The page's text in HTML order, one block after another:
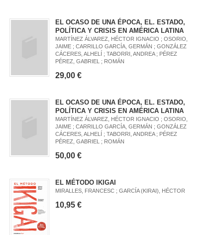
EL OCASO DE UNA ÉPOCA, EL. ESTADO,
POLÍTICA Y CRISIS EN AMÉRICA LATINA
MARTÍNEZ ÁLVAREZ, HÉCTOR IGNACIO ; OSORIO,
JAIME ; CARRILLO GARCÍA, GERMÁN ; GONZÁLEZ
CÁCERES, ALHELÍ ; TABORRI, ANDREA ; PÉREZ
PÉREZ, GABRIEL ; ROMÁN
29,00 €
EL OCASO DE UNA ÉPOCA, EL. ESTADO,
POLÍTICA Y CRISIS EN AMÉRICA LATINA
MARTÍNEZ ÁLVAREZ, HÉCTOR IGNACIO ; OSORIO,
JAIME ; CARRILLO GARCÍA, GERMÁN ; GONZÁLEZ
CÁCERES, ALHELÍ ; TABORRI, ANDREA ; PÉREZ
PÉREZ, GABRIEL ; ROMÁN
50,00 €
EL MÉTODO IKIGAI
MIRALLES, FRANCESC ; GARCÍA (KIRAI), HÉCTOR
10,95 €